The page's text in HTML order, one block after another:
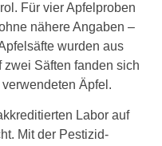
Für vier Apfelproben
nähere Angaben –
wurden aus
Säften fanden sich
Äpfel.
Labor auf
Mit der Pestizid-